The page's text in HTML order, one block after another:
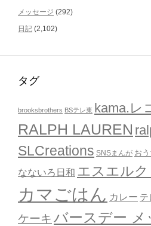
メッセージ (292)
日記 (2,102)
タグ
brooksbrothers BSテレ東 kama.レ
RALPH LAUREN
SLCreations SNSまんが お
なないろ日和 エスエル
カマごはん カレー テ
ケーキ バースデー メ